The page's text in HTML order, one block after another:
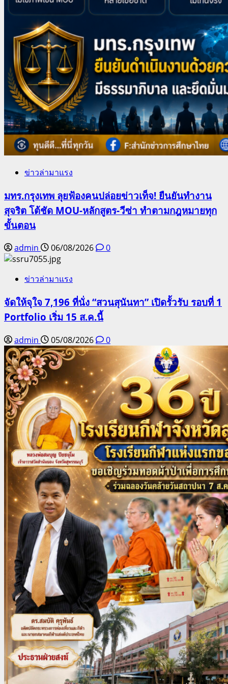
ข่าวล่ามาแรง
มทร.กรุงเทพ ลุยฟ้องคนปล่อยข่าวเท็จ! ยืนยันทำงาน
สุจริต โต้ชัด MOU-หลักสูตร-วีซ่า ทำตามกฎหมายทุก
ขั้นตอน
admin 06/08/2026 0
ข่าวล่ามาแรง
จัดให้จุใจ 7,196 ที่นั่ง “สวนสุนันทา” เปิดรั้วรับ รอบที่ 1
Portfolio เริ่ม 15 ส.ค.นี้
admin 05/08/2026 0